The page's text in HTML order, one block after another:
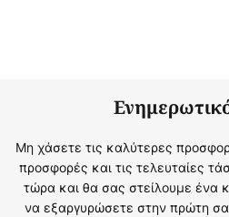
Μη χάσετε τις καλύτερες
προσφορές και τις τελευταίες
τώρα και θα σας στείλουμε ένα
να εξαργυρώσετε στην πρώτη